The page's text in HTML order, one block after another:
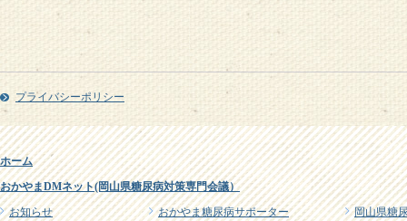
プライバシーポリシー
ホーム
おかやまDMネット(岡山県糖尿病対策専門会議）
お知らせ
おかやま糖尿病サポーター
岡山県糖